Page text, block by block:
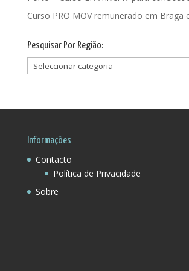
Curso PRO MOV remunerado em Braga
Pesquisar Por Região:
Pesquisar
Por
Informações
Contacto
Política de Privacidade
Sobre